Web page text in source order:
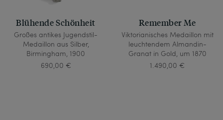
Blühende Schönheit
Großes antikes Jugendstil-
Medaillon aus Silber,
Birmingham, 1900
690,00 €
Remember Me
Viktorianisches Medaillon mit
leuchtendem Almandin-
Granat in Gold, um 1870
1.490,00 €